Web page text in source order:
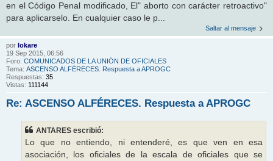
en el Código Penal modificado, El" aborto con carácter retroactivo"
para aplicarselo. En cualquier caso le p...
Saltar al mensaje
por lokare
19 Sep 2015, 06:56
Foro: COMUNICADOS DE LA UNIÓN DE OFICIALES
Tema: ASCENSO ALFÉRECES. Respuesta a APROGC
Respuestas: 35
Vistas: 111144
Re: ASCENSO ALFÉRECES. Respuesta a APROGC
ANTARES escribió:
Lo que no entiendo, ni entenderé, es que ven en esa
asociación, los oficiales de la escala de oficiales que se